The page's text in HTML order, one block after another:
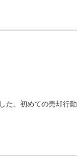
。初めての売却行